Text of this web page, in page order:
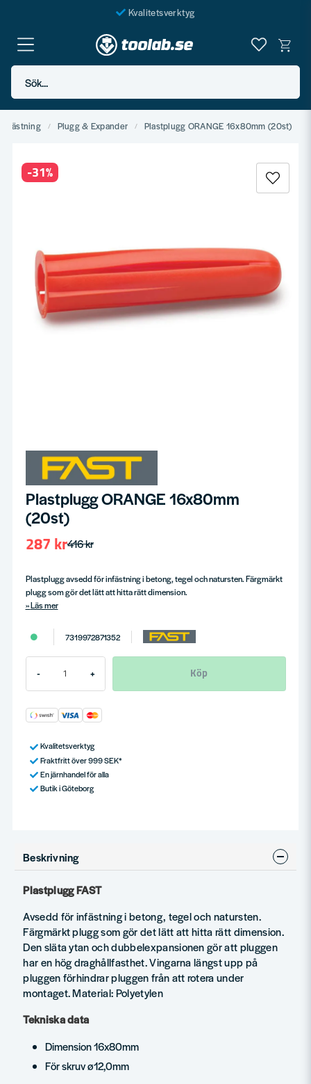
Kvalitetsverktyg
Fraktfritt över 999 SEK*
En järnhandel för alla
Sök...
Infästning Plugg & Expander Plastplugg ORANGE 16x80mm (20st)
-31%
Plastplugg ORANGE 16x80mm
(20st)
416 kr
287 kr
Plastplugg avsedd för infästning i betong, tegel och natursten. Färgmärkt
plugg som gör det lätt att hitta rätt dimension.
Läs mer
7319972871352
- + Köp
Kvalitetsverktyg
Fraktfritt över 999 SEK*
En järnhandel för alla
Butik i Göteborg
Beskrivning
Plastplugg FAST
Avsedd för infästning i betong, tegel och natursten.
Färgmärkt plugg som gör det lätt att hitta rätt dimension.
Den släta ytan och dubbelexpansionen gör att pluggen
har en hög draghållfasthet. Vingarna längst upp på
pluggen förhindrar pluggen från att rotera under
montaget. Material: Polyetylen
Tekniska data
Dimension 16x80mm
För skruv ø12,0mm